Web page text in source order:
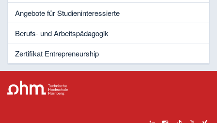
Angebote für Studieninteressierte
Berufs- und Arbeitspädagogik
Zertifikat Entrepreneurship